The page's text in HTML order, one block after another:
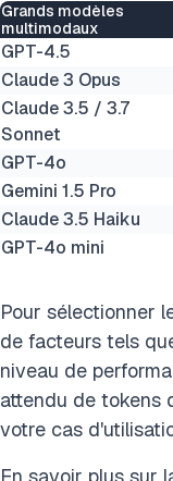
Grands modèles
multimodaux
GPT-4.5
Claude 3 Opus
Claude 3.5 / 3.7
Sonnet
GPT-4o
Gemini 1.5 Pro
Claude 3.5 Haiku
GPT-4o mini
Pour sélectionner
de facteurs tels
niveau de
attendu de tokens
votre cas